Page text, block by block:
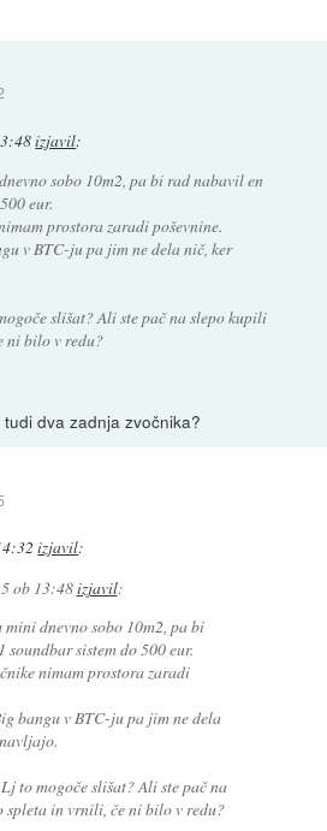
izjavil:
sobo 10m2, pa bi rad nabavil en
eur.
prostora zaradi poševnine.
v BTC-ju pa jim ne dela nič, ker
slišat? Ali ste pač na slepo kupili
ni bilo v redu?
dva zadnja zvočnika?
izjavil:
ob 13:48izjavil:
mini dnevno sobo 10m2, pa bi
soundbar sistem do 500 eur.
nimam prostora zaradi
bangu v BTC-ju pa jim ne dela
to mogoče slišat? Ali ste pač na
spleta in vrnili, če ni bilo v redu?